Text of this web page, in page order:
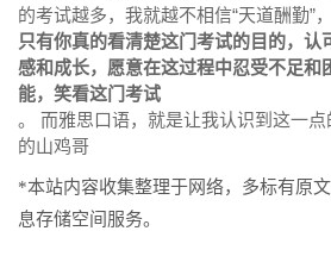
的考试越多，我就越不相信“天道酬勤”，
只有你真的看清楚这门考试的目的，认
感和成长，愿意在这过程中忍受不足和
能，笑看这门考试
。 而雅思口语，就是让我认识到这一
的山鸡哥
*本站内容收集整理于网络，多标有原
息存储空间服务。